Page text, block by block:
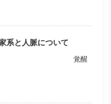
系と人脈について
覚醒